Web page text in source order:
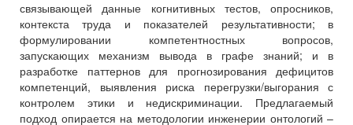
связывающей данные когнитивных тестов, опросников,
контекста труда и показателей результативности; в
формулировании компетентностных вопросов,
запускающих механизм вывода в графе знаний; и в
разработке паттернов для прогнозирования дефицитов
компетенций, выявления риска перегрузки/выгорания с
контролем этики и недискриминации. Предлагаемый
подход опирается на методологии инженерии онтологий –